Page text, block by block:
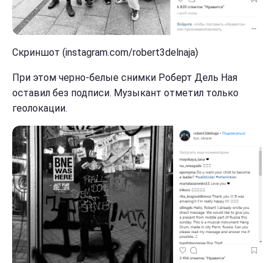
Скриншот (instagram.com/robert3delnaja)
При этом черно-белые снимки Роберт Дель Ная
оставил без подписи. Музыкант отметил только
геолокации.